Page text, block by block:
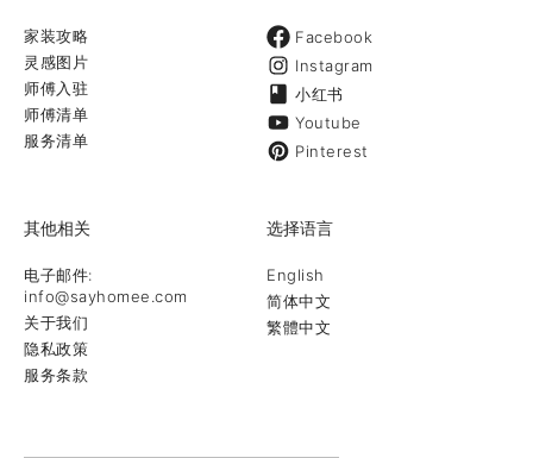
家装攻略
灵感图片
师傅入驻
师傅清单
服务清单
Facebook
Instagram
小红书
Youtube
Pinterest
其他相关
电子邮件:
info@sayhomee.com
关于我们
隐私政策
服务条款
选择语言
English
简体中文
繁體中文